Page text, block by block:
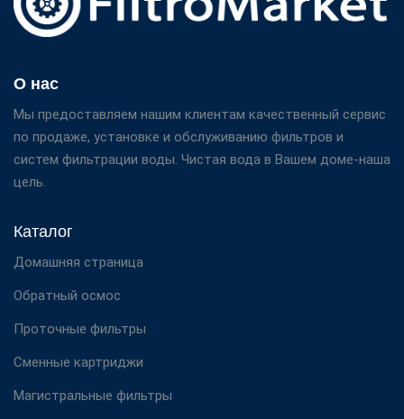
О нас
Мы предоставляем нашим клиентам качественный сервис
по продаже, установке и обслуживанию фильтров и
систем фильтрации воды. Чистая вода в Вашем доме-наша
цель.
Каталог
Домашняя страница
Обратный осмос
Проточные фильтры
Сменные картриджи
Магистральные фильтры